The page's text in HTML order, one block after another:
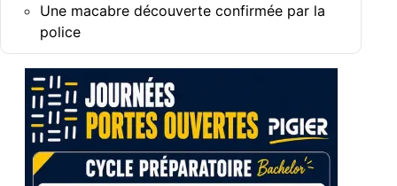
​Une macabre découverte confirmée par la
police